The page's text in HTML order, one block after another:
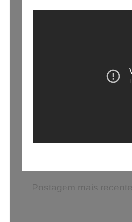
Postagem mais recente